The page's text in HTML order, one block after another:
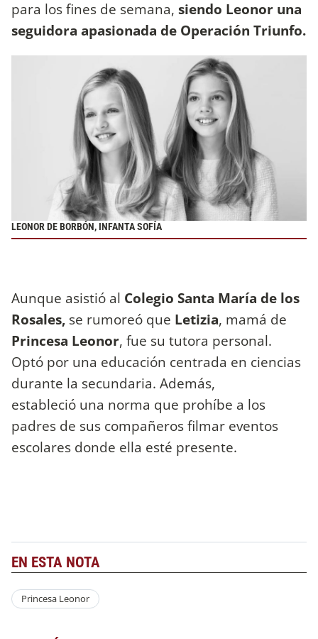
para los fines de semana, siendo Leonor una
seguidora apasionada de Operación Triunfo.
LEONOR DE BORBÓN, INFANTA SOFÍA
Aunque asistió al Colegio Santa María de los
Rosales, se rumoreó que Letizia, mamá de
Princesa Leonor, fue su tutora personal.
Optó por una educación centrada en ciencias
durante la secundaria. Además,
estableció una norma que prohíbe a los
padres de sus compañeros filmar eventos
escolares donde ella esté presente.
EN ESTA NOTA
Princesa Leonor